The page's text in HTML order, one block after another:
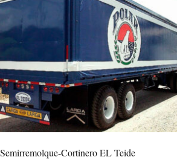
Semirremolque-Cortinero EL Teide